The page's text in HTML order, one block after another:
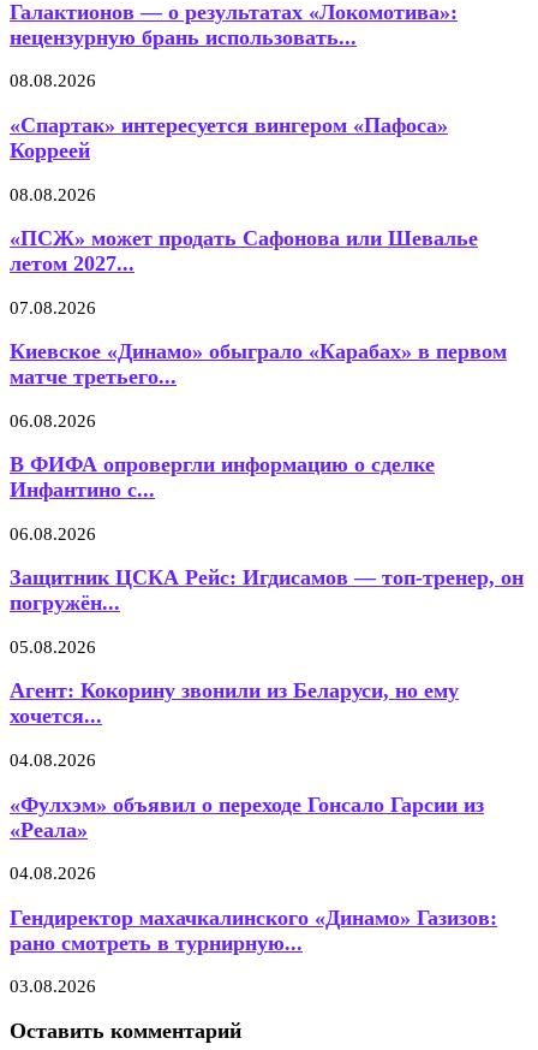
Галактионов — о результатах «Локомотива»:
нецензурную брань использовать...
08.08.2026
«Спартак» интересуется вингером «Пафоса»
Корреей
08.08.2026
«ПСЖ» может продать Сафонова или Шевалье
летом 2027...
07.08.2026
Киевское «Динамо» обыграло «Карабах» в первом
матче третьего...
06.08.2026
В ФИФА опровергли информацию о сделке
Инфантино с...
06.08.2026
Защитник ЦСКА Рейс: Игдисамов — топ-тренер, он
погружён...
05.08.2026
Агент: Кокорину звонили из Беларуси, но ему
хочется...
04.08.2026
«Фулхэм» объявил о переходе Гонсало Гарсии из
«Реала»
04.08.2026
Гендиректор махачкалинского «Динамо» Газизов:
рано смотреть в турнирную...
03.08.2026
Оставить комментарий